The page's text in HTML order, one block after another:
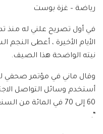
رياضة – غزة بوست
في أول تصريح علني له منذ
الأيام الأخيرة ، أعطى
نيته الواضحة هذا الصيف.
وقال ماني في مؤتمر صحفي
أستخدم وسائل التواصل
60 إلى 70 في المائة
“.